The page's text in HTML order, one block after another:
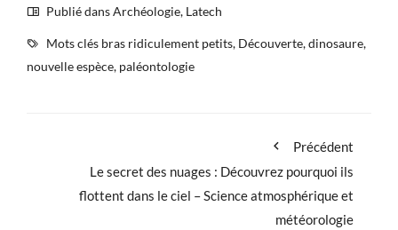
monnaie en argent du
chercheurs ont enfin
percé le secret !
habitable ?
Publié dansArchéologie, Latech
Mots clés bras ridiculement petits, Découverte,dinosaure,
nouvelle espèce, paléontologie
Précédent
Le secret des nuages : Découvrez pourquoi ils
flottent dans le ciel – Science atmosphérique et
météorologie